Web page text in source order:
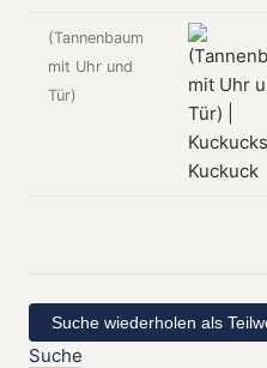
(Tannenbaum
mit Uhr und
Tür)
Suche